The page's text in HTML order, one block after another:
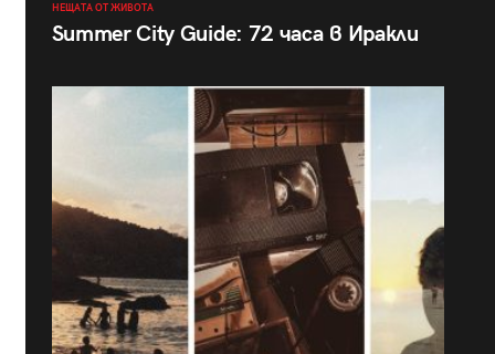
НЕЩАТА ОТ ЖИВОТА
Summer City Guide: 72 часа в Иракли